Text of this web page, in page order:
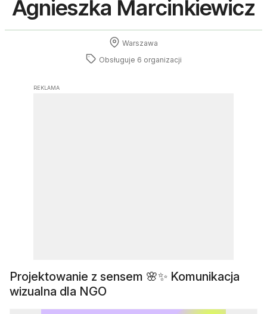
Agnieszka Marcinkiewicz
Warszawa
Obsługuje 6 organizacji
REKLAMA
Projektowanie z sensem 🌸✨ Komunikacja
wizualna dla NGO